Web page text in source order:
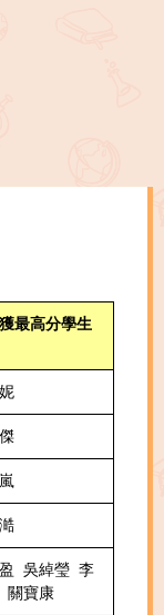
最高分學生
吳綽瑩 李
關寶康